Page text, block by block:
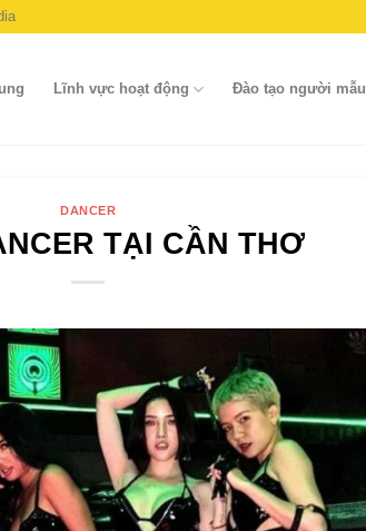
Lĩnh vực hoạt động Đào tạo người mẫu
DANCER
TẠI CẦN THƠ